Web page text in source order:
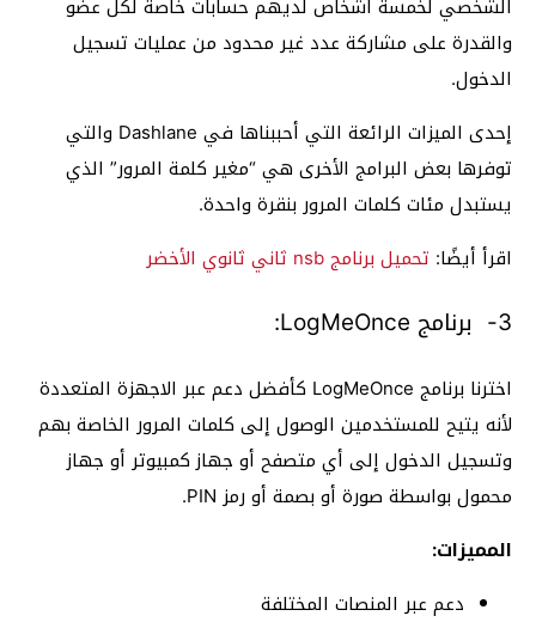
والقدرة على مشاركة عدد غير محدود من عمليات تسجيل
الدخول.
إحدى الميزات الرائعة التي أحببناها في Dashlane والتي
توفرها بعض البرامج الأخرى هي “مغير كلمة المرور” الذي
يستبدل مئات كلمات المرور بنقرة واحدة.
اقرأ أيضًا: تحميل برنامج nsb ثاني ثانوي الأخضر
3- برنامج LogMeOnce:
اخترنا برنامج LogMeOnce كأفضل دعم عبر الاجهزة المتعددة
لأنه يتيح للمستخدمين الوصول إلى كلمات المرور الخاصة بهم
وتسجيل الدخول إلى أي متصفح أو جهاز كمبيوتر أو جهاز
محمول بواسطة صورة أو بصمة أو رمز PIN.
المميزات:
دعم عبر المنصات المختلفة